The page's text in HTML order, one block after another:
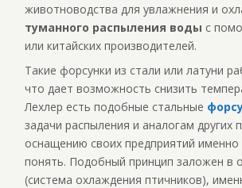
животноводства для увлажнения и
туманного распыления воды с
или китайских производителей.
Такие форсунки из стали или латуни
что дает возможность снизить
Лехлер есть подобные стальные
задачи распыления и аналогам
оснащению своих предприятий
понять. Подобный принцип заложен в
(система охлаждения птичников),